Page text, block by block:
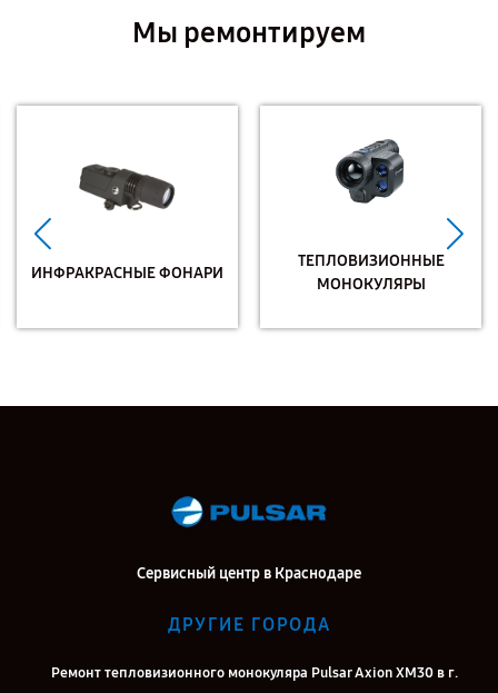
Мы ремонтируем
ИНФРАКРАСНЫЕ ФОНАРИ
ТЕПЛОВИЗИОННЫЕ
МОНОКУЛЯРЫ
Сервисный центр в Краснодаре
ДРУГИЕ ГОРОДА
Ремонт тепловизионного монокуляра Pulsar Axion XM30 в г.